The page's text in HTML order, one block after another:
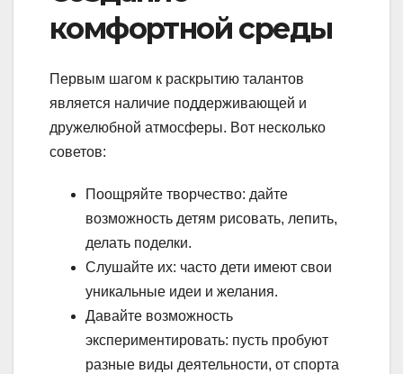
комфортной среды
Первым шагом к раскрытию талантов
является наличие поддерживающей и
дружелюбной атмосферы. Вот несколько
советов:
Поощряйте творчество: дайте
возможность детям рисовать, лепить,
делать поделки.
Слушайте их: часто дети имеют свои
уникальные идеи и желания.
Давайте возможность
экспериментировать: пусть пробуют
разные виды деятельности, от спорта